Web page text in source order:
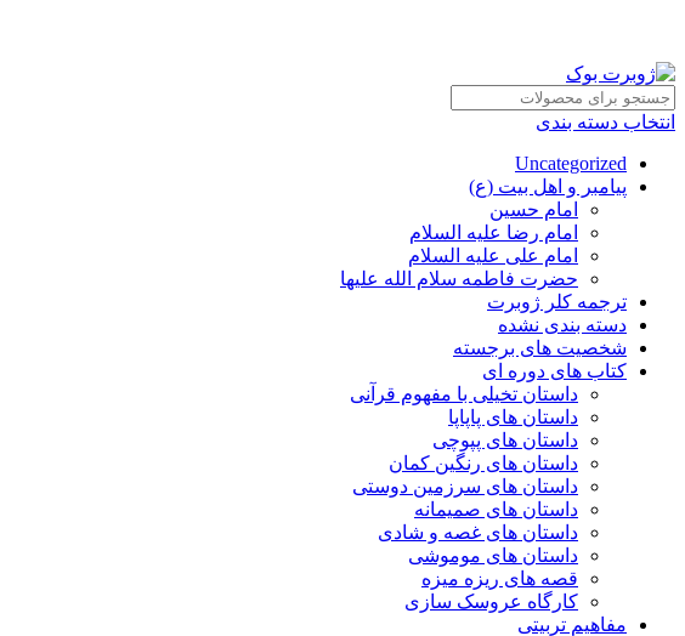
انتخاب دسته بندی
Uncategorized
پیامبر و اهل بیت (ع)
امام حسین
امام رضا علیه السلام
امام علی علیه السلام
حضرت فاطمه سلام الله علیها
ترجمه کلر ژوبرت
دسته بندی نشده
شخصیت های برجسته
کتاب های دوره ای
داستان تخیلی با مفهوم قرآنی
داستان های پاپاپا
داستان های پپوچی
داستان های رنگین کمان
داستان های سرزمین دوستی
داستان های صمیمانه
داستان های غصه و شادی
داستان های موموشی
قصه های ریزه میزه
کارگاه عروسک سازی
مفاهیم تربیتی